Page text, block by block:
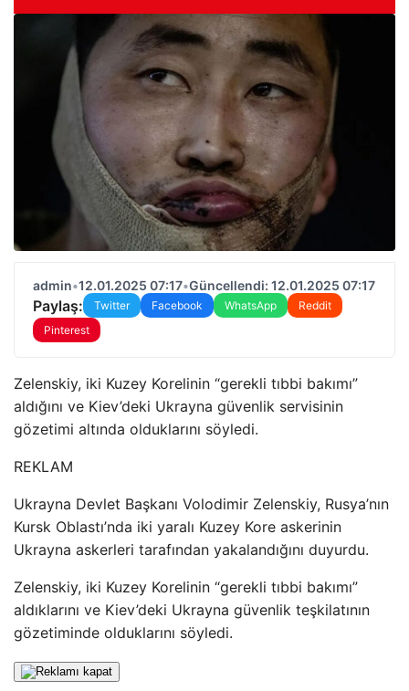
admin•12.01.2025 07:17•Güncellendi: 12.01.2025 07:17
Paylaş: Twitter Facebook WhatsApp
Reddit
Pinterest
Zelenskiy, iki Kuzey Korelinin “gerekli tıbbi bakımı”
aldığını ve Kiev’deki Ukrayna güvenlik servisinin
gözetimi altında olduklarını söyledi.
REKLAM
Ukrayna Devlet Başkanı Volodimir Zelenskiy, Rusya’nın
Kursk Oblastı’nda iki yaralı Kuzey Kore askerinin
Ukrayna askerleri tarafından yakalandığını duyurdu.
Zelenskiy, iki Kuzey Korelinin “gerekli tıbbi bakımı”
aldıklarını ve Kiev’deki Ukrayna güvenlik teşkilatının
gözetiminde olduklarını söyledi.